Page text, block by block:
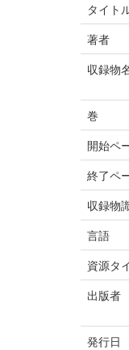
タイト
著者
収録物
巻
開始ペ
終了ペ
収録物
言語
資源タ
出版者
発行日